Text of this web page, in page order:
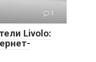
1
Livolo: